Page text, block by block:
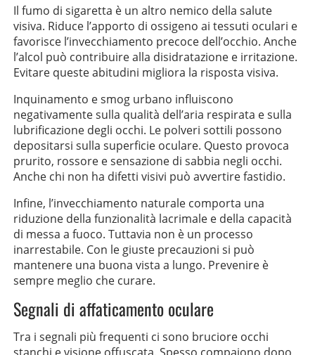
Il fumo di sigaretta è un altro nemico della salute
visiva. Riduce l’apporto di ossigeno ai tessuti oculari e
favorisce l’invecchiamento precoce dell’occhio. Anche
l’alcol può contribuire alla disidratazione e irritazione.
Evitare queste abitudini migliora la risposta visiva.
Inquinamento e smog urbano influiscono
negativamente sulla qualità dell’aria respirata e sulla
lubrificazione degli occhi. Le polveri sottili possono
depositarsi sulla superficie oculare. Questo provoca
prurito, rossore e sensazione di sabbia negli occhi.
Anche chi non ha difetti visivi può avvertire fastidio.
Infine, l’invecchiamento naturale comporta una
riduzione della funzionalità lacrimale e della capacità
di messa a fuoco. Tuttavia non è un processo
inarrestabile. Con le giuste precauzioni si può
mantenere una buona vista a lungo. Prevenire è
sempre meglio che curare.
Segnali di affaticamento oculare
Tra i segnali più frequenti ci sono bruciore occhi